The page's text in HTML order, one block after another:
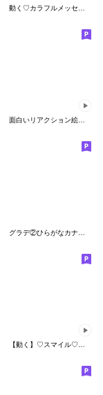
面白いリアクション絵文字★
グラデ②ひらがなカナ♡アルファベット数字